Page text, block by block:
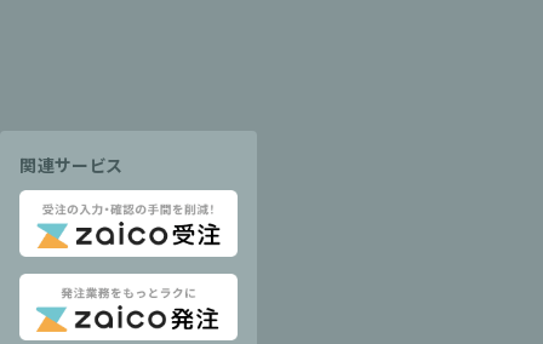
関連サービス